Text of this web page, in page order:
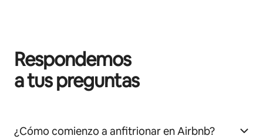
Respondemos
a tus preguntas
¿Cómo comienzo a anfitrionar en Airbnb?